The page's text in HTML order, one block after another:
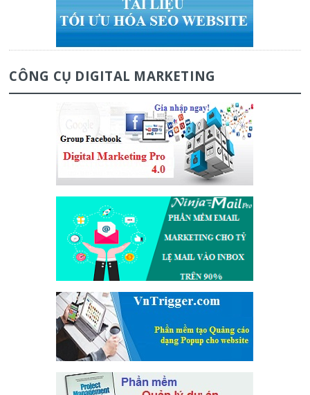
CÔNG CỤ DIGITAL MARKETING